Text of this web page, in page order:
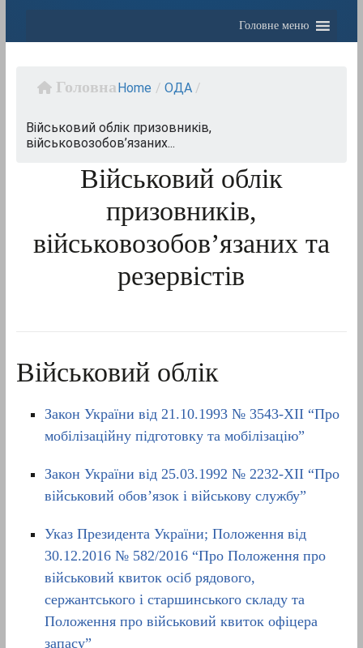
Головне меню
Home / OДА /
Військовий облік призовників,
військовозобов’язаних...
Військовий облік
призовників,
військовозобов’язаних та
резервістів
Військовий облік
Закон України від 21.10.1993 № 3543-XII “Про
мобілізаційну підготовку та мобілізацію”
Закон України від 25.03.1992 № 2232-XII “Про
військовий обов’язок і військову службу”
Указ Президента України; Положення від
30.12.2016 № 582/2016 “Про Положення про
військовий квиток осіб рядового,
сержантського і старшинського складу та
Положення про військовий квиток офіцера
запасу”